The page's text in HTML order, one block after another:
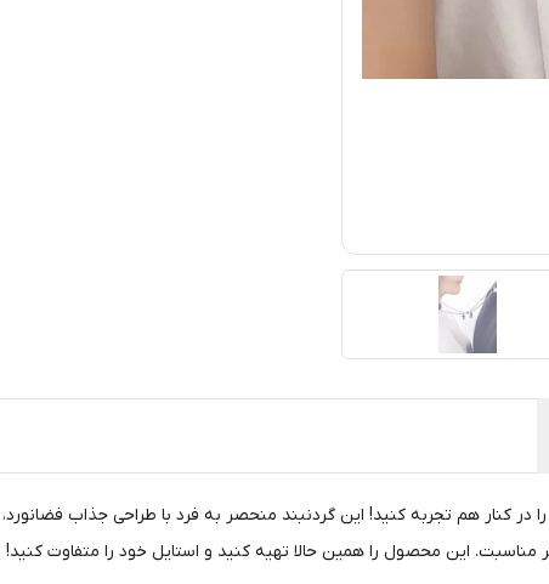
در کنار هم تجربه کنید! این گردنبند منحصر به فرد با طراحی جذاب
مناسبت. این محصول را همین حالا تهیه کنید و استایل خود را متفاوت کنید!